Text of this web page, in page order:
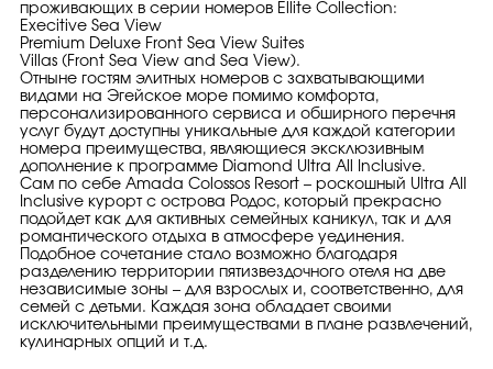
проживающих в серии номеров Ellite Collection:
Execitive Sea View
Premium Deluxe Front Sea View Suites
Villas (Front Sea View and Sea View).
Отныне гостям элитных номеров с захватывающими
видами на Эгейское море помимо комфорта,
персонализированного сервиса и обширного перечня
услуг будут доступны уникальные для каждой категории
номера преимущества, являющиеся эксклюзивным
дополнение к программе Diamond Ultra All Inclusive.
Сам по себе Amada Colossos Resort – роскошный Ultra All
Inclusive курорт с острова Родос, который прекрасно
подойдет как для активных семейных каникул, так и для
романтического отдыха в атмосфере уединения.
Подобное сочетание стало возможно благодаря
разделению территории пятизвездочного отеля на две
независимые зоны – для взрослых и, соответственно, для
семей с детьми. Каждая зона обладает своими
исключительными преимуществами в плане развлечений,
кулинарных опций и т.д.